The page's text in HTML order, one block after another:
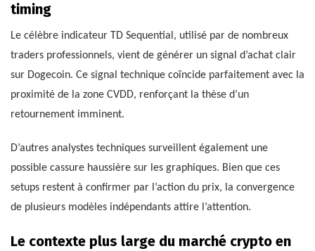
timing
Le célèbre indicateur TD Sequential, utilisé par de nombreux
traders professionnels, vient de générer un signal d’achat clair
sur Dogecoin. Ce signal technique coïncide parfaitement avec la
proximité de la zone CVDD, renforçant la thèse d’un
retournement imminent.
D’autres analystes techniques surveillent également une
possible cassure haussière sur les graphiques. Bien que ces
setups restent à confirmer par l’action du prix, la convergence
de plusieurs modèles indépendants attire l’attention.
Le contexte plus large du marché crypto en